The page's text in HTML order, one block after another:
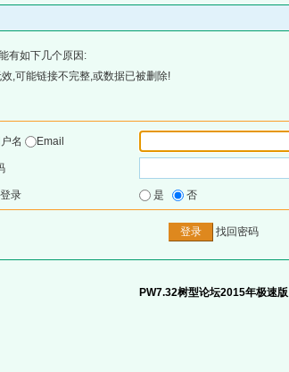
有如下几个原因:
,可能链接不完整,或数据已被删除!
户名
Email
录 是 否
找回密码
PW7.32树型论坛2015年极速版